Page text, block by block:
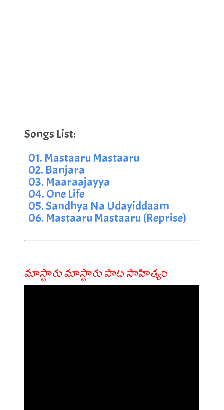
01. Mastaaru Mastaaru
02. Banjara
03. Maaraajayya
04. One Life
05. Sandhya Na Udayiddaam
06. Mastaaru Mastaaru (Reprise)
మాస్టారు మాస్టారు పాట సాహిత్యం